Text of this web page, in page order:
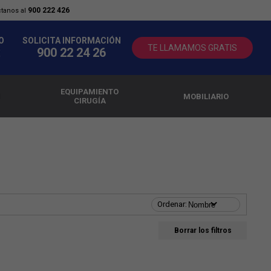
al 900 222 426
SOLICITA INFORMACIÓN
900 22 24 26 TE LLAMAMOS GRATIS
EQUIPAMIENTO
CIRUGÍA
MOBILIARIO
Borrar los filtros